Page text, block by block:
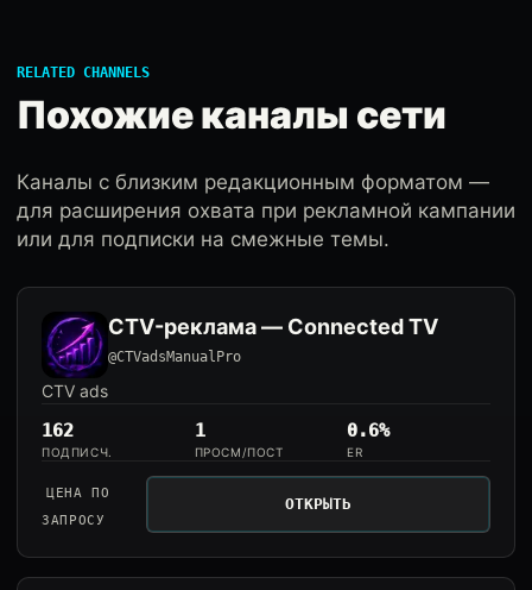
RELATED CHANNELS
Похожие каналы сети
Каналы с близким редакционным форматом —
для расширения охвата при рекламной кампании
или для подписки на смежные темы.
CTV-реклама — Connected TV
@CTVadsManualPro
CTV ads
162
ПОДПИСЧ.
1
ПРОСМ/ПОСТ
0.6%
ER
ЦЕНА ПО
ЗАПРОСУ
ОТКРЫТЬ